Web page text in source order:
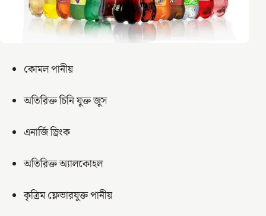
কোমল পানীয়
অতিরিক্ত চিনি যুক্ত জুস
এনার্জি ড্রিংক
অতিরিক্ত অ্যালকোহল
কৃত্রিম ফ্লেভারযুক্ত পানীয়